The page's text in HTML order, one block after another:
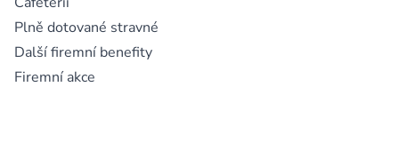
Plně dotované stravné
Další firemní benefity
Firemní akce